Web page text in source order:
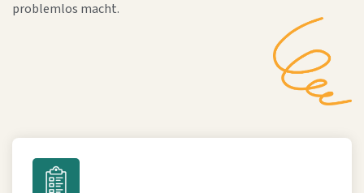
problemlos macht.